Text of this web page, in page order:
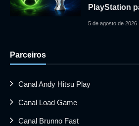
PlayStation
5 de agosto de 2026
Parceiros
Canal Andy Hitsu Play
Canal Load Game
Canal Brunno Fast